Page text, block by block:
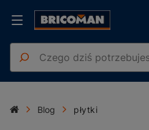
Blog płytki